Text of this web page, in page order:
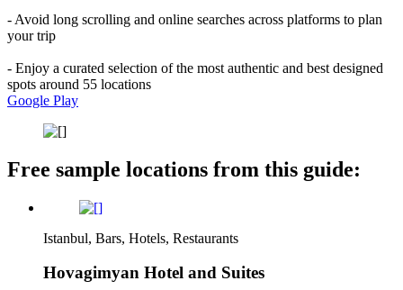
- Avoid long scrolling and online searches across platforms to plan
your trip
- Enjoy a curated selection of the most authentic and best designed
spots around 55 locations
Google Play
Free sample locations from this guide:
Istanbul, Bars, Hotels, Restaurants
Hovagimyan Hotel and Suites